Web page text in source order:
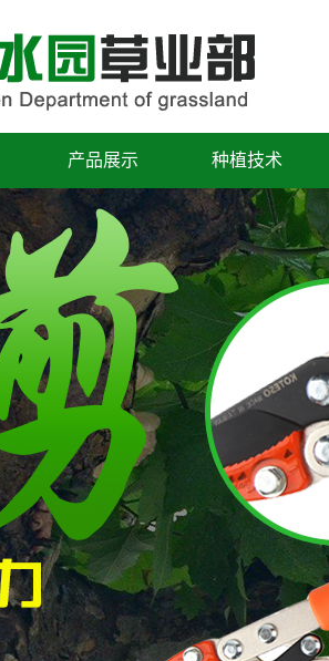
产品展示 种植技术